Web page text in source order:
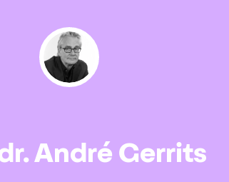
André Gerrits